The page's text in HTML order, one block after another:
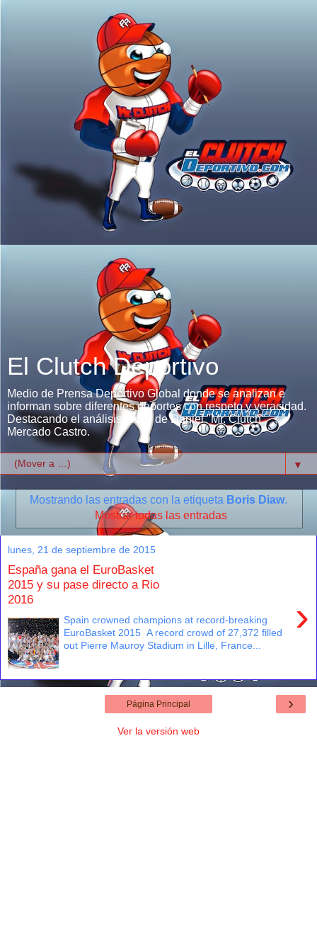
El Clutch Deportivo
Medio de Prensa Deportivo Global donde se analizan e
informan sobre diferentes deportes con respeto y veracidad.
Destacando el análisis único de Daniel "Mr. Clutch"
Mercado Castro.
▼
Mostrando las entradas con la etiqueta Boris Diaw.
Mostrar todas las entradas
lunes, 21 de septiembre de 2015
España gana el EuroBasket
2015 y su pase directo a Rio
2016
›
Spain crowned champions at record-breaking
EuroBasket 2015 A record crowd of 27,372 filled
out Pierre Mauroy Stadium in Lille, France...
›
Página Principal
Ver la versión web